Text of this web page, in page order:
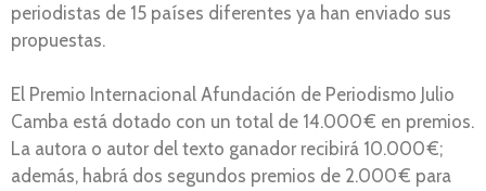
periodistas de 15 países diferentes ya han enviado sus
propuestas.
El Premio Internacional Afundación de Periodismo Julio
Camba está dotado con un total de 14.000 € en premios.
La autora o autor del texto ganador recibirá 10.000 €;
además, habrá dos segundos premios de 2.000 € para